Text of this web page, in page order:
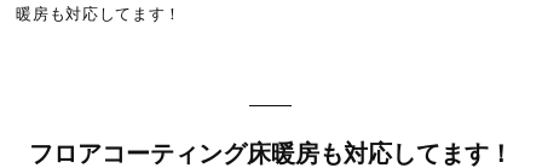
暖房も対応してます！
フロアコーティング床暖房も対応してます！